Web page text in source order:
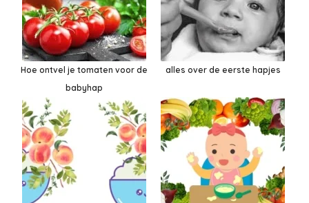
Hoe ontvel je tomaten voor de
babyhap
alles over de eerste hapjes